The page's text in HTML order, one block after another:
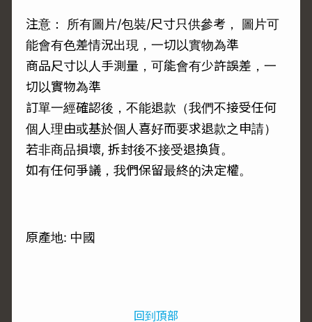
注意： 所有圖片/包裝/尺寸只供參考， 圖片可
能會有色差情況出現，一切以實物為準
商品尺寸以人手測量，可能會有少許誤差，一
切以實物為準
訂單一經確認後，不能退款（我們不接受任何
個人理由或基於個人喜好而要求退款之申請）
若非商品損壞, 拆封後不接受退換貨。
如有任何爭議，我們保留最終的決定權。
原產地: 中國
回到頂部